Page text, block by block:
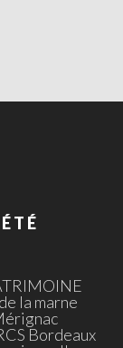
la marne
Bordeaux